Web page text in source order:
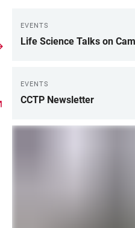
EVENTS
Life Science Talks on
EVENTS
CCTP Newsletter